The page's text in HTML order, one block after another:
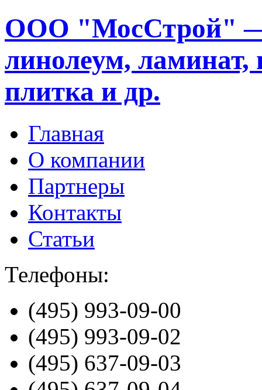
ООО "МосСтрой" —
линолеум, ламинат,
плитка и др.
Главная
О компании
Партнеры
Контакты
Статьи
Телефоны:
(495) 993-09-00
(495) 993-09-02
(495) 637-09-03